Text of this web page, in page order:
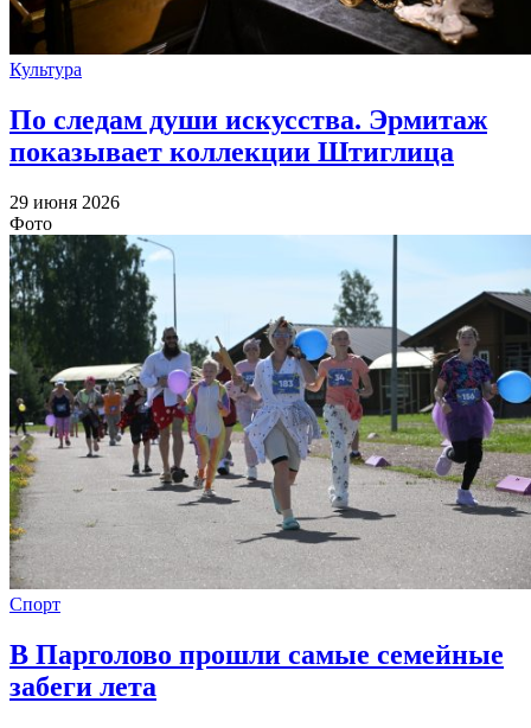
Культура
По следам души искусства. Эрмитаж
показывает коллекции Штиглица
29 июня 2026
Фото
Спорт
В Парголово прошли самые семейные
забеги лета